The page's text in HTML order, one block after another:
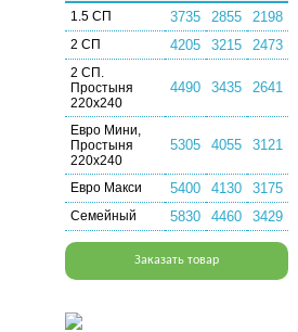
1.5 СП 3735 2855 2198
2 СП 4205 3215 2473
2 СП.
Простыня
220х240
4490 3435 2641
Евро Мини,
Простыня
220х240
5305 4055 3121
Евро Макси 5400 4130 3175
Семейный 5830 4460 3429
Заказать товар